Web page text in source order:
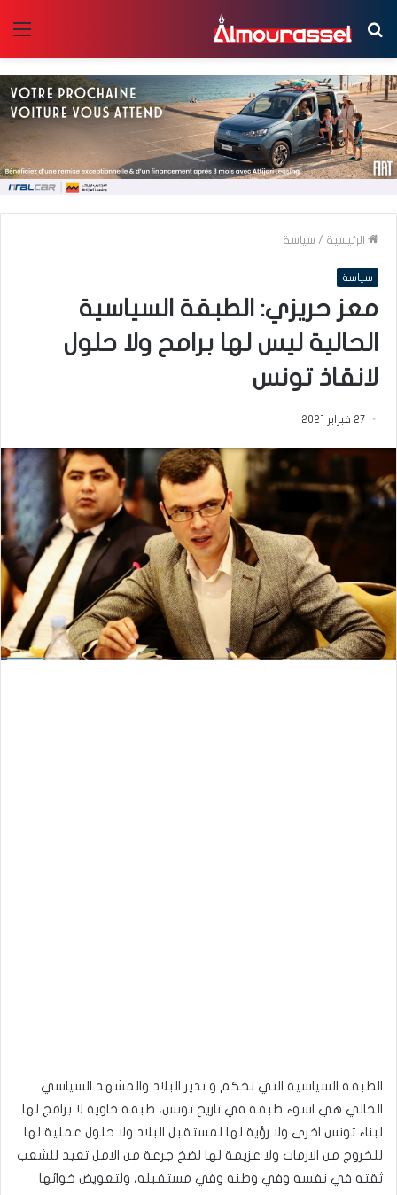
بحث
عن
الرئيسية / سياسة
سياسة
معز حريزي: الطبقة السياسية
الحالية ليس لها برامح ولا حلول
لانقاذ تونس
27 فبراير 2021
الطبقة السياسية التي تحكم و تدير البلاد والمشهد السياسي
الحالي هي اسوء طبقة في تاريخ تونس، طبقة خاوية لا برامج لها
لبناء تونس اخرى ولا رؤية لها لمستقبل البلاد ولا حلول عملية لها
للخروج من الازمات ولا عزيمة لها لضخ جرعة من الامل تعيد للشعب
ثقته في نفسه وفي وطنه وفي مستقبله، ولتعويض خوائها